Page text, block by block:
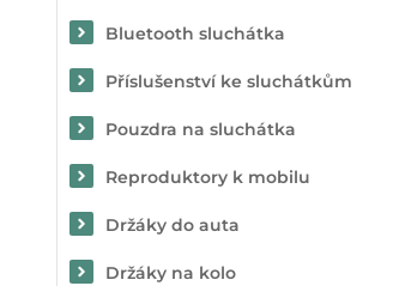
Bluetooth sluchátka
Příslušenství ke sluchátkům
Pouzdra na sluchátka
Reproduktory k mobilu
Držáky do auta
Držáky na kolo